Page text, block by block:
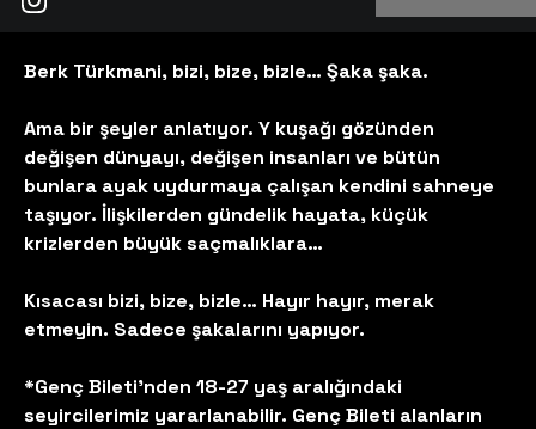
Berk Türkmani, bizi, bize, bizle… Şaka şaka.
Ama bir şeyler anlatıyor. Y kuşağı gözünden
değişen dünyayı, değişen insanları ve bütün
bunlara ayak uydurmaya çalışan kendini sahneye
taşıyor. İlişkilerden gündelik hayata, küçük
krizlerden büyük saçmalıklara…
Kısacası bizi, bize, bizle… Hayır hayır, merak
etmeyin. Sadece şakalarını yapıyor.
*Genç Bileti'nden 18-27 yaş aralığındaki
seyircilerimiz yararlanabilir. Genç Bileti alanların